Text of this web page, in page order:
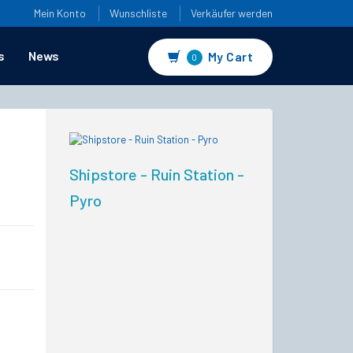
Mein Konto Wunschliste Verkäufer werden
News 0 My Cart
Shipstore - Ruin Station -
Pyro